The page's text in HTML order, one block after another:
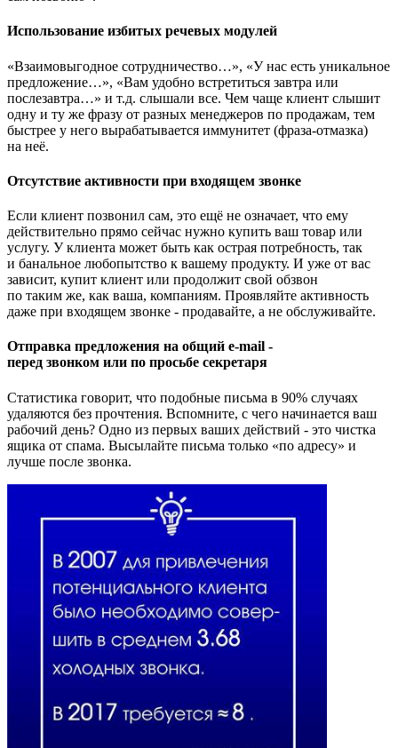
Использование избитых речевых модулей
«Взаимовыгодное сотрудничество…», «У нас есть уникальное
предложение…», «Вам удобно встретиться завтра или
послезавтра…» и т.д. слышали все. Чем чаще клиент слышит
одну и ту же фразу от разных менеджеров по продажам, тем
быстрее у него вырабатывается иммунитет (фраза-отмазка)
на неё.
Отсутствие активности при входящем звонке
Если клиент позвонил сам, это ещё не означает, что ему
действительно прямо сейчас нужно купить ваш товар или
услугу. У клиента может быть как острая потребность, так
и банальное любопытство к вашему продукту. И уже от вас
зависит, купит клиент или продолжит свой обзвон
по таким же, как ваша, компаниям. Проявляйте активность
даже при входящем звонке - продавайте, а не обслуживайте.
Отправка предложения на общий e-mail -
перед звонком или по просьбе секретаря
Статистика говорит, что подобные письма в 90% случаях
удаляются без прочтения. Вспомните, с чего начинается ваш
рабочий день? Одно из первых ваших действий - это чистка
ящика от спама. Высылайте письма только «по адресу» и
лучше после звонка.